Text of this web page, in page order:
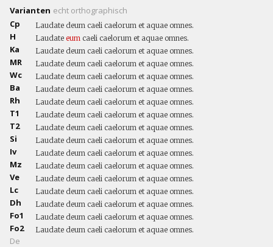
Varianten echt orthographisch
Cp
Laudate deum caeli caelorum et aquae omnes.
H Laudate eum caeli caelorum et aquae omnes.
Ka Laudate deum caeli caelorum et aquae omnes.
MR Laudate deum caeli caelorum et aquae omnes.
Wc Laudate deum caeli caelorum et aquae omnes.
Ba Laudate deum caeli caelorum et aquae omnes.
Rh Laudate deum caeli caelorum et aquae omnes.
T1 Laudate deum caeli caelorum et aquae omnes.
T2 Laudate deum caeli caelorum et aquae omnes.
Si Laudate deum caeli caelorum et aquae omnes.
Iv Laudate deum caeli caelorum et aquae omnes.
Mz Laudate deum caeli caelorum et aquae omnes.
Ve Laudate deum caeli caelorum et aquae omnes.
Lc Laudate deum caeli caelorum et aquae omnes.
Dh Laudate deum caeli caelorum et aquae omnes.
Fo1 Laudate deum caeli caelorum et aquae omnes.
Fo2 Laudate deum caeli caelorum et aquae omnes.
De